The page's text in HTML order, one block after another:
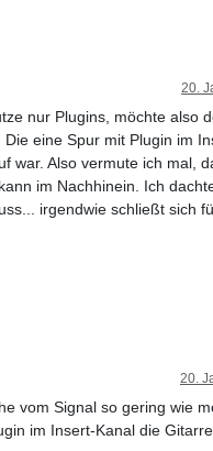
20.
nur Plugins, möchte also
eine Spur mit Plugin im
war. Also vermute ich mal,
im Nachhinein. Ich
irgendwie schließt sich
20.
vom Signal so gering wie
im Insert-Kanal die